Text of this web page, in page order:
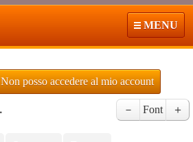
MENU
Non posso accedere al mio account
－ Font ＋